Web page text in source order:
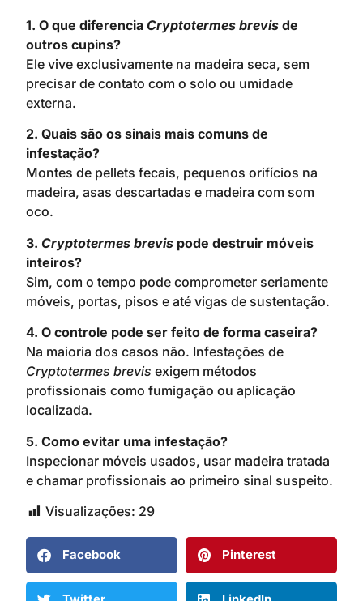
1. O que diferencia Cryptotermes brevis de
outros cupins?
Ele vive exclusivamente na madeira seca, sem
precisar de contato com o solo ou umidade
externa.
2. Quais são os sinais mais comuns de
infestação?
Montes de pellets fecais, pequenos orifícios na
madeira, asas descartadas e madeira com som
oco.
3. Cryptotermes brevis pode destruir móveis
inteiros?
Sim, com o tempo pode comprometer seriamente
móveis, portas, pisos e até vigas de sustentação.
4. O controle pode ser feito de forma caseira?
Na maioria dos casos não. Infestações de
Cryptotermes brevis exigem métodos
profissionais como fumigação ou aplicação
localizada.
5. Como evitar uma infestação?
Inspecionar móveis usados, usar madeira tratada
e chamar profissionais ao primeiro sinal suspeito.
Visualizações: 29
Facebook Pinterest